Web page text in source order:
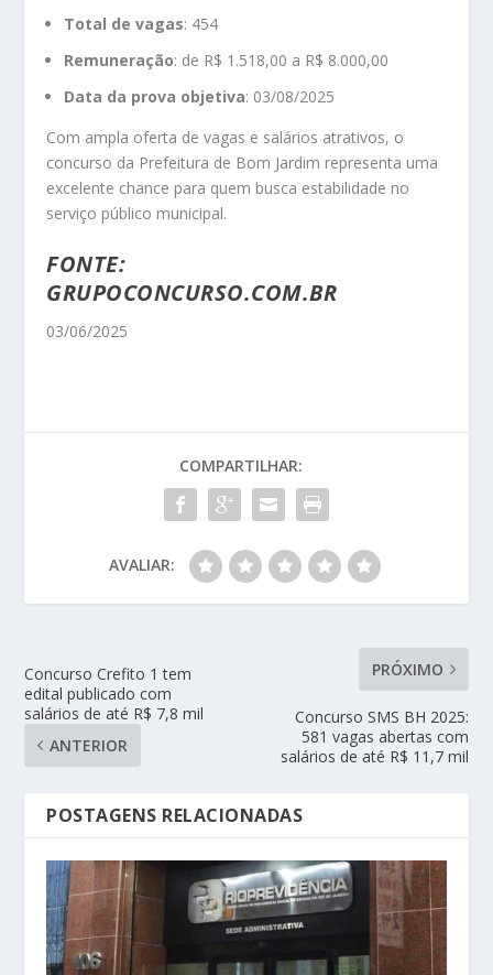
Total de vagas: 454
Remuneração: de R$ 1.518,00 a R$ 8.000,00
Data da prova objetiva: 03/08/2025
Com ampla oferta de vagas e salários atrativos, o
concurso da Prefeitura de Bom Jardim representa uma
excelente chance para quem busca estabilidade no
serviço público municipal.
FONTE:
GRUPOCONCURSO.COM.BR
03/06/2025
COMPARTILHAR:
AVALIAR:
Concurso Crefito 1 tem
edital publicado com
salários de até R$ 7,8 mil
ANTERIOR
PRÓXIMO
Concurso SMS BH 2025:
581 vagas abertas com
salários de até R$ 11,7 mil
POSTAGENS RELACIONADAS